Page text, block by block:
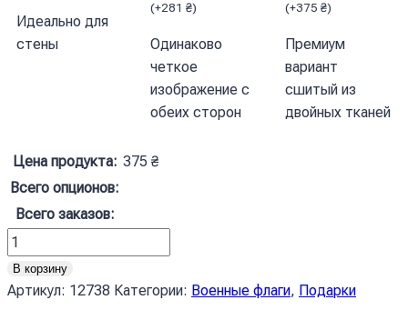
Идеально для
стены
(+281₴)
Одинаково
четкое
изображение с
обеих сторон
(+375 ₴)
Премиум
вариант
сшитый из
двойных тканей
Цена продукта: 375 ₴
Всего опционов:
Всего заказов:
Количество
товара
Прапор
В корзину
Артикул: 12738 Категории: Военные флаги, Подарки